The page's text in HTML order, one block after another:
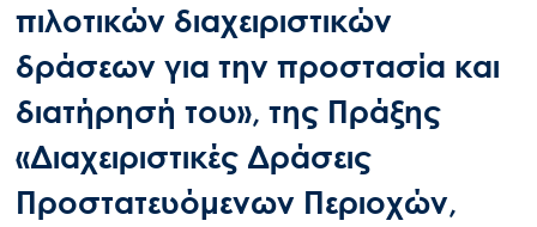
πιλοτικών διαχειριστικών
δράσεων για την προστασία και
διατήρησή του», της Πράξης
«Διαχειριστικές Δράσεις
Προστατευόμενων Περιοχών,